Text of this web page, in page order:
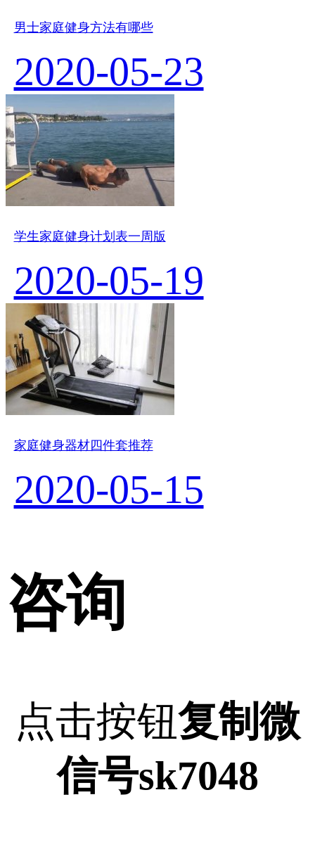
男士家庭健身方法有哪些
2020-05-23
学生家庭健身计划表一周版
2020-05-19
家庭健身器材四件套推荐
2020-05-15
咨询
点击按钮复制微
信号sk7048